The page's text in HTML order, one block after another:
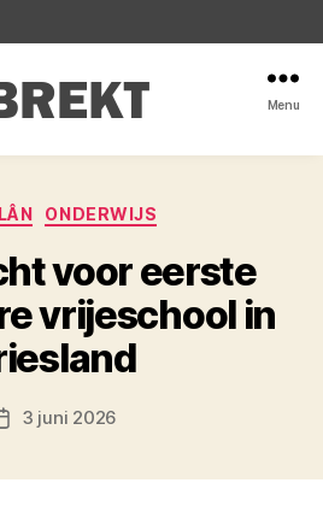
Menu
Categorieën
ONDERWIJS
voor eerste
vrijeschool in
3 juni 2026